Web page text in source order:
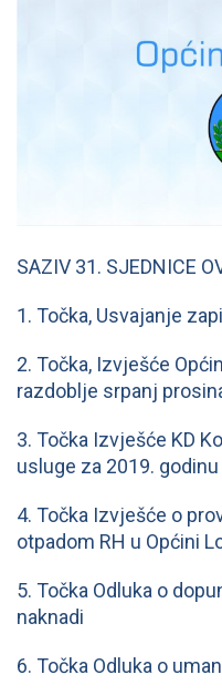
SAZIV 31. SJEDNICE
1. Točka, Usvajanje
2. Točka, Izvješće
razdoblje srpanj
3. Točka Izvješće KD
usluge za 2019. godinu
4. Točka Izvješće o
otpadom RH u Općini
5. Točka Odluka o
naknadi
6. Točka Odluka o